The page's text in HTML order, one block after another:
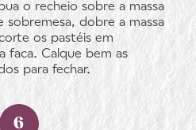
o recheio sobre a massa
sobremesa, dobre a massa
os pastéis em
faca. Calque bem as
para fechar.